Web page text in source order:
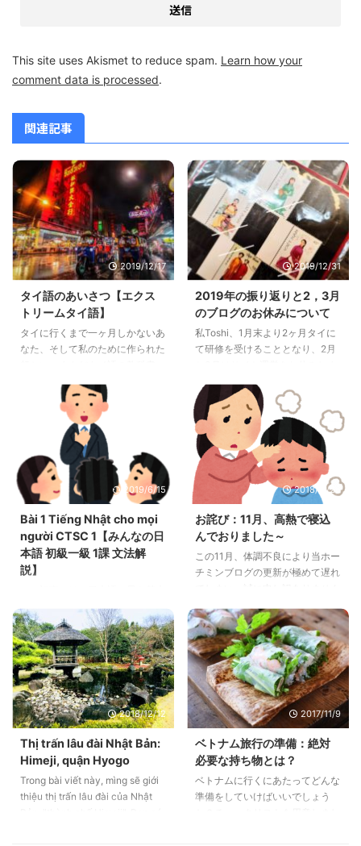
This site uses Akismet to reduce spam. Learn how your
comment data is processed.
関連記事
2019/12/17
タイ語のあいさつ【エクス
トリームタイ語】
タイに行くまで一ヶ月しかないあ
なた、そして私のために作られた
です。この記事ではタイ語の挨拶
をエクストリームにご紹介しまし
ょう。 こんにちは、Dr.トシ
だ！！ 少し前にもお伝えしまし
たが、わたくしドクタートシ、2
ヶ月の研修のためにタイに行くこ
とになりました。タイに行くのが
かありません。 そこで私は思っ
てしまった！！一ヶ月のうちでど
れくらいタイ語をマスターできる
のだろう。ということで、このシ
...
2019/12/31
2019年の振り返りと2，3月
のブログのお休みについて
私Toshi、1月末より2ヶ月タイに
て研修を受けることとなり、2月
返事も滞ってしまうと思います。
どうかご理解とご了承よろしくお
願いします。
2019/6/15
Bài 1 Tiếng Nhật cho mọi
người CTSC 1【みんなの日
本語 初級一級 1課 文法解
説】
的な文型を勉強します。Trong
bài viết này, chúng tôi hãy xem
xét cứu các mẫu câu cơ bản
nhất của tiếng Nhật.
2018/11/26
お詫び：11月、高熱で寝込
んでおりました～
この11月、体調不良により当ホー
チミンブログの更新が極めて遅れ
2018/12/12
Thị trấn lâu đài Nhật Bản:
Himeji, quận Hyogo
Trong bài viết này, mìng sẽ giới
thiệu thị trấn lâu đài của Nhật
2017/11/9
ベトナム旅行の準備：絶対
必要な持ち物とは？
ベトナムに行くにあたってどんな
準備をしていけばいいでしょう